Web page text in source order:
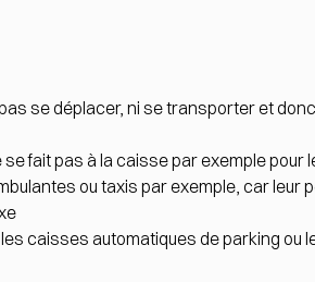
se déplacer, ni se transporter et
fait pas à la caisse par exemple pour
ou taxis par exemple, car leur
caisses automatiques de parking ou